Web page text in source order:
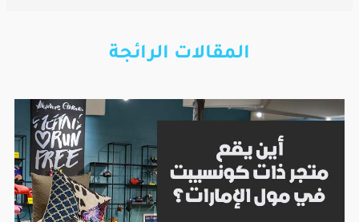
المقالات الرائجة